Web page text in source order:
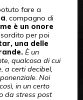
fare a
, compagno di
è un onore
per poi
una delle
È un
qualcosa di cui
a certi decibel,
Noi
in un certo
da stress post